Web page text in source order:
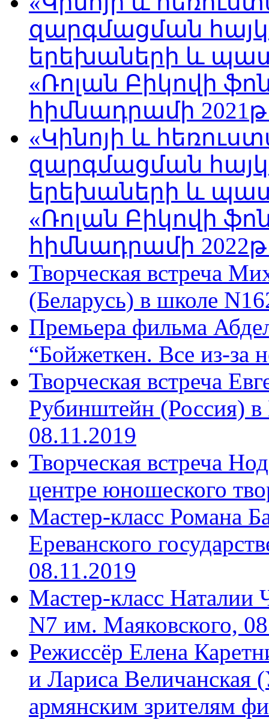
զարգմացման
երեխաների և
«Ռոլան Բիկովի
հիմնադրամի
«Կինոյի և
զարգմացման
երեխաների և
«Ռոլան Բիկովի
հիմնադրամի
Творческая встреча
(Беларусь) в школе
Премьера фильма
“Бойжеткен. Все из-за
Творческая встреча
Рубинштейн (Россия)
08.11.2019
Творческая встреча
центре юношеского
Мастер-класс Романа
Ереванского
08.11.2019
Мастер-класс
N7 им. Маяковского,
Режиссёр Елена
и Лариса Величанская
армянским зрителям